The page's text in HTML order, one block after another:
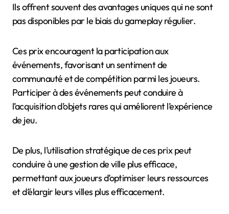
Ils offrent souvent des avantages uniques qui ne sont
pas disponibles par le biais du gameplay régulier.
Ces prix encouragent la participation aux
événements, favorisant un sentiment de
communauté et de compétition parmi les joueurs.
Participer à des événements peut conduire à
l’acquisition d’objets rares qui améliorent l’expérience
de jeu.
De plus, l’utilisation stratégique de ces prix peut
conduire à une gestion de ville plus efficace,
permettant aux joueurs d’optimiser leurs ressources
et d’élargir leurs villes plus efficacement.